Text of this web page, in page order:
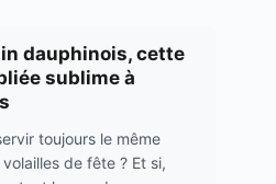
dauphinois, cette
sublime à
toujours le même
de fête ? Et si,